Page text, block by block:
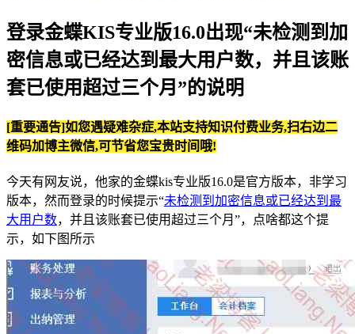
登录金蝶KIS专业版16.0出现“未检测到加
密信息或已经达到最大用户数，并且该账
套已使用超过三个月”的说明
[重要通告]如您遇疑难杂症,本站支持知识付费业务,扫右边二
维码加博主微信,可节省您宝贵时间哦!
今天有网友说，他家的金蝶kis专业版16.0是官方版本，非学习
版本，然而登录的时候提示“未检测到加密信息或已经达到最
大用户数，并且该账套已使用超过三个月”，点啥都这个提
示，如下图所示